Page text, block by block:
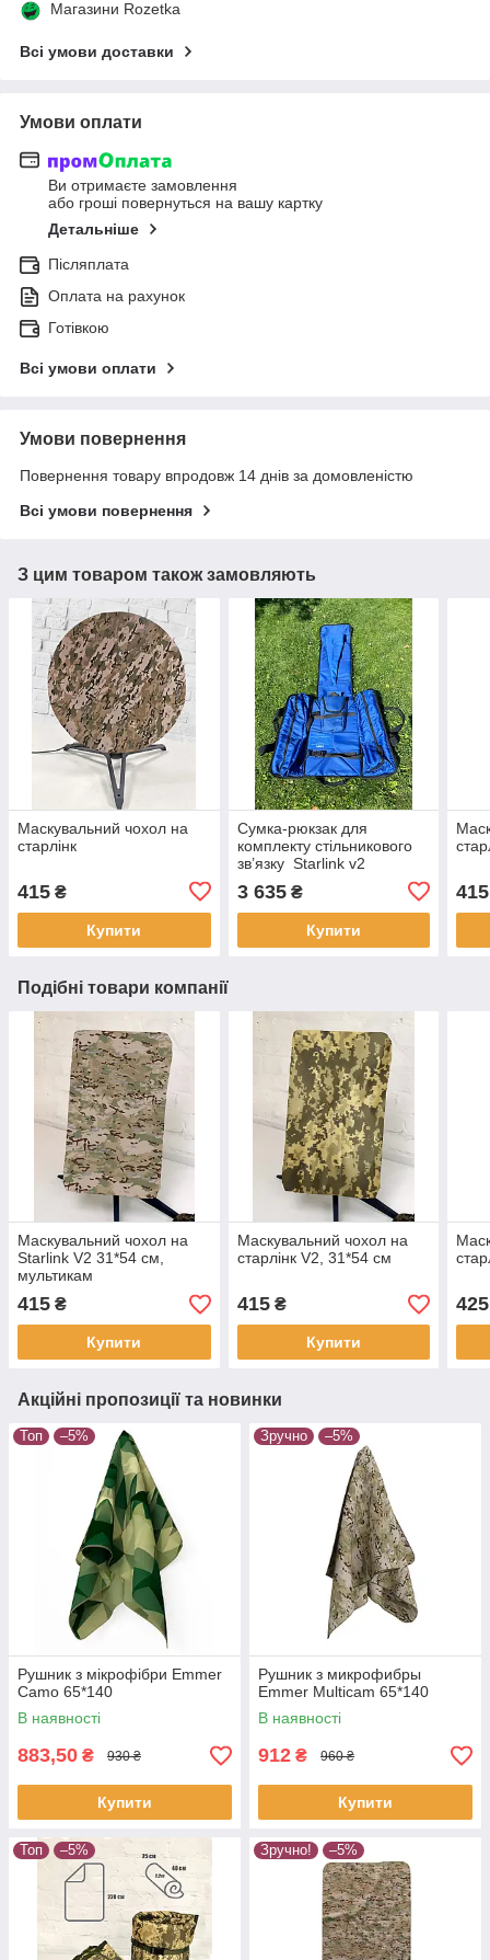
Магазини Rozetka
Всі умови доставки
Умови оплати
Ви отримаєте замовлення
або гроші повернуться на вашу картку
Детальніше
Післяплата
Оплата на рахунок
Готівкою
Всі умови оплати
Умови повернення
Повернення товару впродовж 14 днів за домовленістю
Всі умови повернення
З цим товаром також замовляють
Маскувальний чохол на
старлінк
415 ₴
Купити
Сумка-рюкзак для
комплекту стільникового
зв’язку Starlink v2
3 635₴
Купити
415
Подібні товари компанії
Маскувальний чохол на
Starlink V2 31*54 см,
мультикам
415 ₴
Купити
Маскувальний чохол на
старлінк V2, 31*54 см
415₴
Купити
425
Акційні пропозиції та новинки
Топ –5%
Рушник з мікрофібри Emmer
Camo 65*140
В наявності
883,50 ₴ 930 ₴
Купити
Зручно –5%
Рушник з микрофибры
Emmer Multicam 65*140
В наявності
912 ₴ 960 ₴
Купити
Топ –5% Зручно! –5%